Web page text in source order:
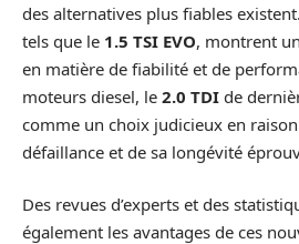
des alternatives plus fiables
tels que le 1.5 TSI EVO, montrent
en matière de fiabilité et de
moteurs diesel, le 2.0 TDI de
comme un choix judicieux en
défaillance et de sa longévité
Des revues d’experts et des
également les avantages de ces